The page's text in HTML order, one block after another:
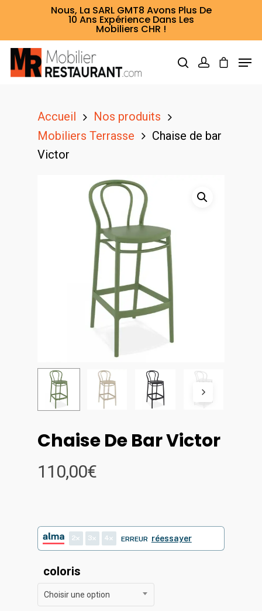
Nous, La SARL GMT8 Avons Plus De
10 Ans Expérience Dans Les
Mobiliers CHR !
Hit enter to search or ESC to close
Accueil
Nos produits
Mobiliers Terrasse
Chaise de bar
Victor
Chaise De Bar Victor
110,00€
2 3 4 ERREUR réessayer
coloris
Choisir une option